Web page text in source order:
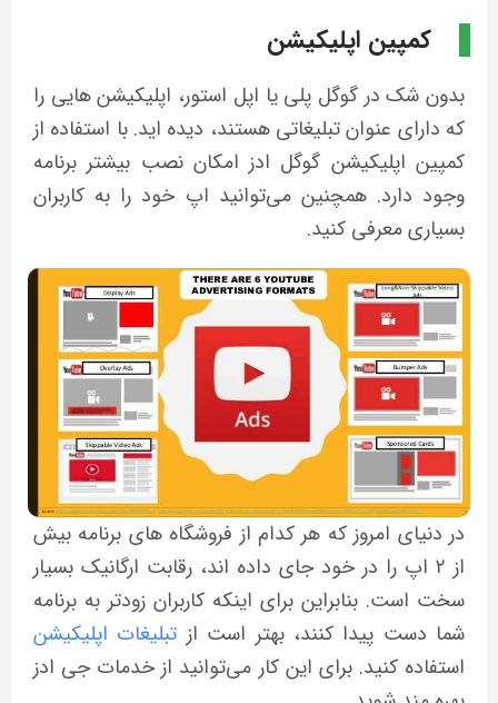
کمپین اپلیکیشن
بدون شک در گوگل پلی یا اپل استور، اپلیکیشن هایی را
که دارای عنوان تبلیغاتی هستند، دیده اید. با استفاده از
کمپین اپلیکیشن گوگل ادز امکان نصب بیشتر برنامه
وجود دارد. همچنین می‌توانید اپ خود را به کاربران
بسیاری معرفی کنید.
در دنیای امروز که هر کدام از فروشگاه های برنامه بیش
از ۲ اپ را در خود جای داده اند، رقابت ارگانیک بسیار
سخت است. بنابراین برای اینکه کاربران زودتر به برنامه
شما دست پیدا کنند، بهتر است از تبلیغات اپلیکیشن
استفاده کنید. برای این کار می‌توانید از خدمات جی ادز